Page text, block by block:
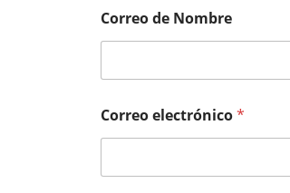
Correo de Nombre
Correo electrónico*